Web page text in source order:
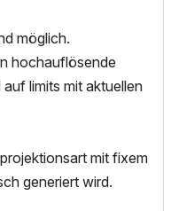
möglich.
hochauflösende
limits mit aktuellen
mit fixem
generiert wird.